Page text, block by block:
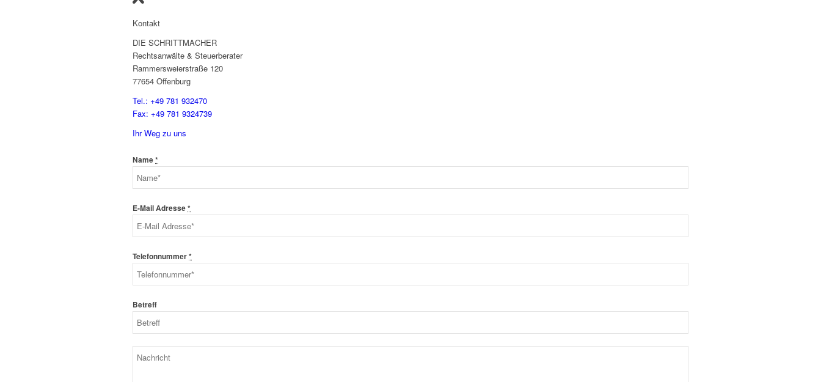
Kontakt
DIE SCHRITTMACHER
Rechtsanwälte & Steuerberater
Rammersweierstraße 120
77654 Offenburg
Tel.: +49 781 932470
Fax: +49 781 9324739
Ihr Weg zu uns
Name*
E-Mail Adresse*
Telefonnummer*
Betreff